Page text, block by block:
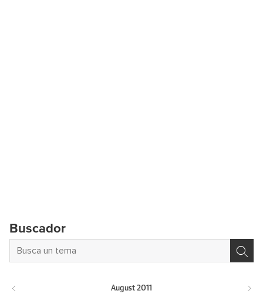
Buscador
August 2011